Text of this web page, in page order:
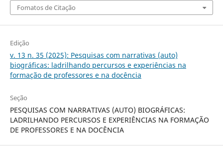
Fomatos de Citação
Edição
v. 13 n. 35 (2025): Pesquisas com narrativas (auto)
biográficas: ladrilhando percursos e experiências na
formação de professores e na docência
Seção
PESQUISAS COM NARRATIVAS (AUTO) BIOGRÁFICAS:
LADRILHANDO PERCURSOS E EXPERIÊNCIAS NA FORMAÇÃO
DE PROFESSORES E NA DOCÊNCIA